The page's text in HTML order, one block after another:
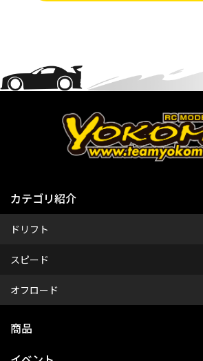
カテゴリ紹介
ドリフト
スピード
オフロード
商品